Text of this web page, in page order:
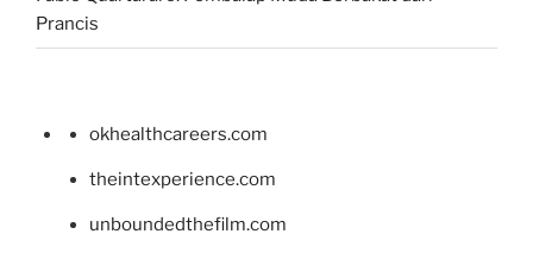
Prancis
okhealthcareers.com
theintexperience.com
unboundedthefilm.com